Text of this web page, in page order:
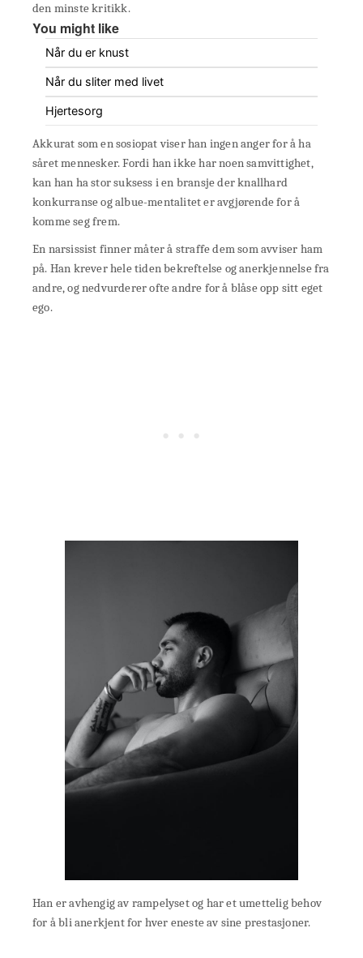
den minste kritikk.
You might like
Når du er knust
Når du sliter med livet
Hjertesorg
Akkurat som en sosiopat viser han ingen anger for å ha
såret mennesker. Fordi han ikke har noen samvittighet,
kan han ha stor suksess i en bransje der knallhard
konkurranse og albue-mentalitet er avgjørende for å
komme seg frem.
En narsissist finner måter å straffe dem som avviser ham
på. Han krever hele tiden bekreftelse og anerkjennelse fra
andre, og nedvurderer ofte andre for å blåse opp sitt eget
ego.
Han er avhengig av rampelyset og har et umettelig behov
for å bli anerkjent for hver eneste av sine prestasjoner.